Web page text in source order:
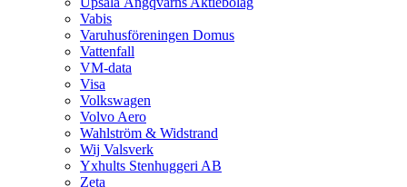
Vabis
Varuhusföreningen Domus
Vattenfall
VM-data
Visa
Volkswagen
Volvo Aero
Wahlström & Widstrand
Wij Valsverk
Yxhults Stenhuggeri AB
Zeta